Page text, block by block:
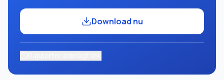
Download nu